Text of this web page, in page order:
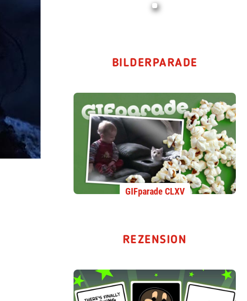
BILDERPARADE
GIFparade CLXV
REZENSION